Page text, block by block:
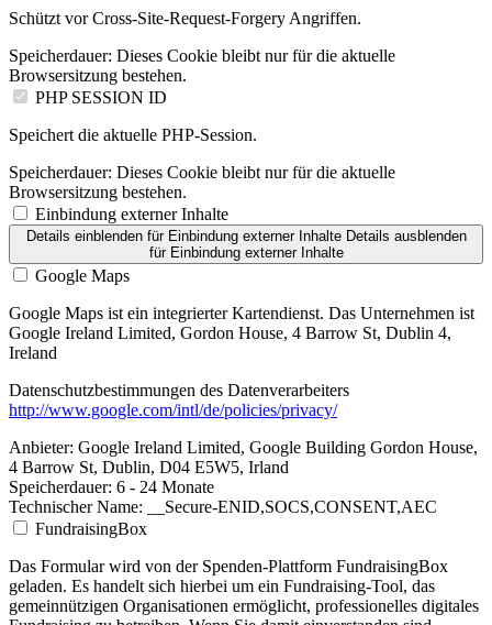
Schützt vor Cross-Site-Request-Forgery Angriffen.
Speicherdauer: Dieses Cookie bleibt nur für die aktuelle
Browsersitzung bestehen.
PHP SESSION ID
Speichert die aktuelle PHP-Session.
Speicherdauer: Dieses Cookie bleibt nur für die aktuelle
Browsersitzung bestehen.
Einbindung externer Inhalte
Details einblendenfür Einbindung externer Inhalte Details ausblenden
für Einbindung externer Inhalte
Google Maps
Google Maps ist ein integrierter Kartendienst. Das Unternehmen ist
Google Ireland Limited, Gordon House, 4 Barrow St, Dublin 4,
Ireland
Datenschutzbestimmungen des Datenverarbeiters
http://www.google.com/intl/de/policies/privacy/
Anbieter: Google Ireland Limited, Google Building Gordon House,
4 Barrow St, Dublin, D04 E5W5, Irland
Speicherdauer: 6 - 24 Monate
Technischer Name: __Secure-ENID,SOCS,CONSENT,AEC
FundraisingBox
Das Formular wird von der Spenden-Plattform FundraisingBox
geladen. Es handelt sich hierbei um ein Fundraising-Tool, das
gemeinnützigen Organisationen ermöglicht, professionelles digitales